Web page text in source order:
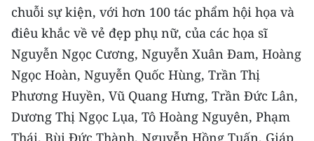
Chuyên trang TP. Hồ Chí Minh
CHUYÊN ĐỀ
CÁC CHUYÊN TRANG
VỀ BÁO NHÂN DÂN
chuỗi sự kiện, với hơn 100 tác phẩm hội họa và
điêu khắc về vẻ đẹp phụ nữ, của các họa sĩ
Nguyễn Ngọc Cương, Nguyễn Xuân Đam, Hoàng
Ngọc Hoàn, Nguyễn Quốc Hùng, Trần Thị
Phương Huyền, Vũ Quang Hưng, Trần Đức Lân,
Dương Thị Ngọc Lụa, Tô Hoàng Nguyên, Phạm
Thái, Bùi Đức Thành, Nguyễn Hồng Tuấn, Giáp